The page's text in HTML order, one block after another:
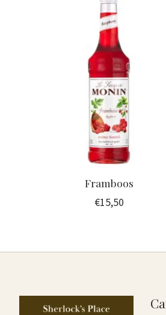
Framboos
€15,50